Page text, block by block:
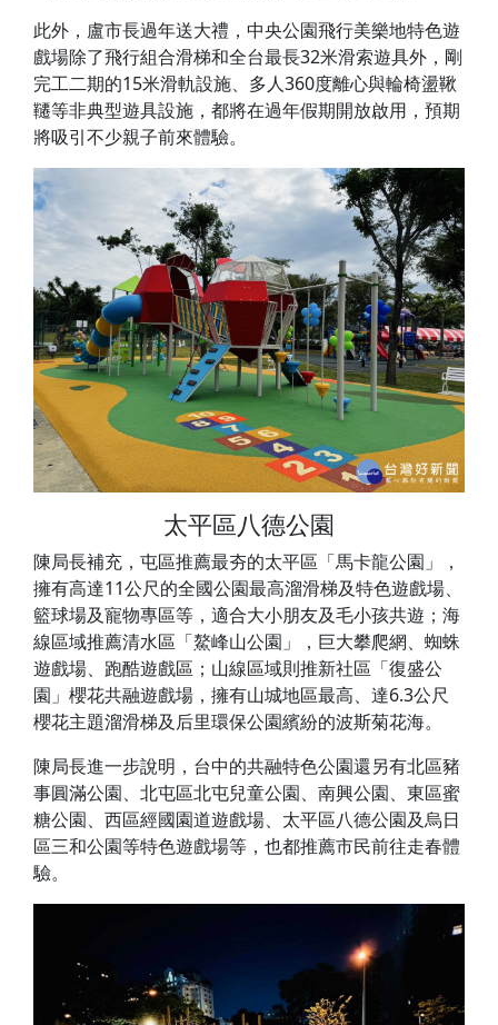
此外，盧市長過年送大禮，中央公園飛行美樂地特色遊
戲場除了飛行組合滑梯和全台最長32米滑索遊具外，剛
完工二期的15米滑軌設施、多人360度離心與輪椅盪鞦
韆等非典型遊具設施，都將在過年假期開放啟用，預期
將吸引不少親子前來體驗。
太平區八德公園
陳局長補充，屯區推薦最夯的太平區「馬卡龍公園」，
擁有高達11公尺的全國公園最高溜滑梯及特色遊戲場、
籃球場及寵物專區等，適合大小朋友及毛小孩共遊；海
線區域推薦清水區「鰲峰山公園」，巨大攀爬網、蜘蛛
遊戲場、跑酷遊戲區；山線區域則推新社區「復盛公
園」櫻花共融遊戲場，擁有山城地區最高、達6.3公尺
櫻花主題溜滑梯及后里環保公園繽紛的波斯菊花海。
陳局長進一步說明，台中的共融特色公園還另有北區豬
事圓滿公園、北屯區北屯兒童公園、南興公園、東區蜜
糖公園、西區經國園道遊戲場、太平區八德公園及烏日
區三和公園等特色遊戲場等，也都推薦市民前往走春體
驗。